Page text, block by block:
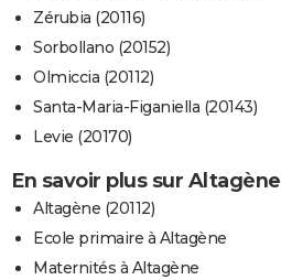
Zérubia (20116)
Sorbollano (20152)
Olmiccia (20112)
Santa-Maria-Figaniella (20143)
Levie (20170)
En savoir plus sur Altagène
Altagène (20112)
Ecole primaire à Altagène
Maternités à Altagène